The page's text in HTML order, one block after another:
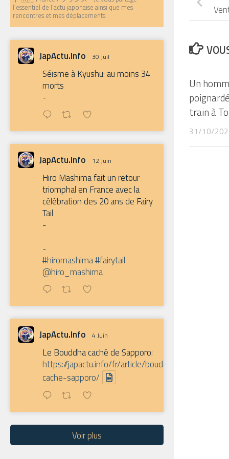
Un
train à
31/10/
l'essentiel de l'actu japonaise ainsi que mes
rencontres et mes déplacements.
JapActu.Info 30 Juil
Séisme à Kyushu: au moins 34
morts
-
JapActu.Info 12 Juin
Hiro Mashima fait un retour
triomphal en France avec la
célébration des 20 ans de Fairy
Tail
-
-
#hiromashima#fairytail
@hiro_mashima
JapActu.Info 4 Juin
Le Bouddha caché de Sapporo:
https://japactu.info/fr/article/bouddha-
cache-sapporo/
Voir plus